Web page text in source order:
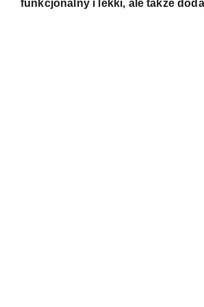
funkcjonalny i lekki, ale także